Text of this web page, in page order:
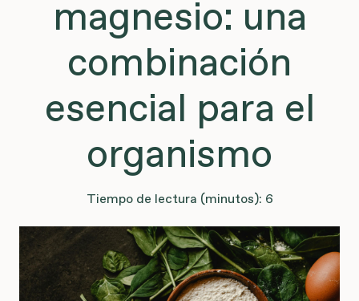
magnesio: una
combinación
esencial para el
organismo
Tiempo de lectura (minutos): 6